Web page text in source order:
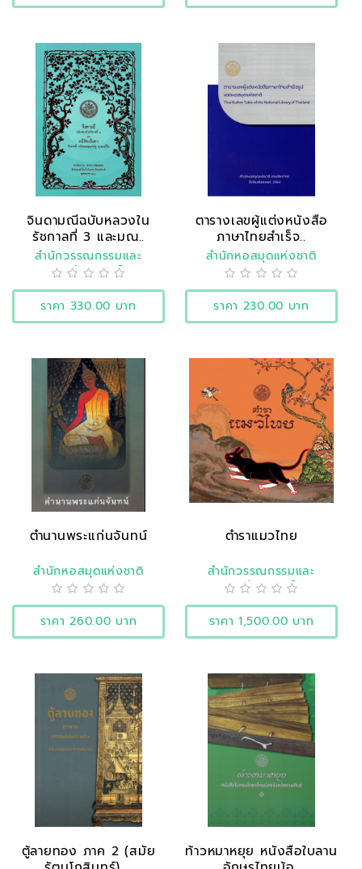
จินดามณีฉบับหลวงใน
รัชกาลที่ 3 และมณ..
สำนักวรรณกรรมและ
ประวัติศาสตร์
ราคา 330.00 บาท
ตารางเลขผู้แต่งหนังสือ
ภาษาไทยสำเร็จ..
สำนักหอสมุดแห่งชาติ
ราคา 230.00 บาท
ตำนานพระแก่นจันทน์
สำนักหอสมุดแห่งชาติ
ราคา 260.00 บาท
ตำราแมวไทย
สำนักวรรณกรรมและ
ประวัติศาสตร์
ราคา 1,500.00 บาท
ตู้ลายทอง ภาค 2 (สมัย
ท้าวหมาหยุย หนังสือใบลาน